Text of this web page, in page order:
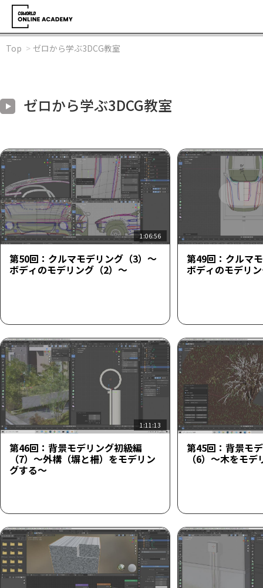
Top ゼロから学ぶ3DCG教室
ゼロから学ぶ3DCG教室
1:06:56
第50回：クルマモデリング（3）～
ボディのモデリング（2）～
第49回：クルマ
ボディのモデリ
1:11:13
第46回：背景モデリング初級編
（7）～外構（塀と柵）をモデリン
グする～
第45回：背景モ
（6）～木をモ